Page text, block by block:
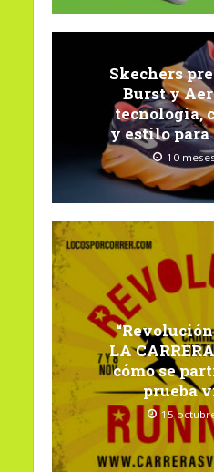
Skechers
Burst y
tecnología,
y estilo
10
LA
cómo se
prueba
15